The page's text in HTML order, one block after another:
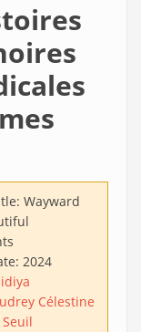
Wayward
2024
Célestine
Seuil